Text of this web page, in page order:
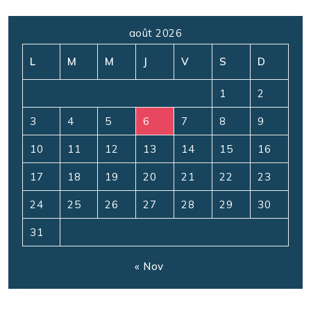
août 2026
L M M J V S D
1 2
3 4 5 6 7 8 9
10 11 12 13 14 15 16
17 18 19 20 21 22 23
24 25 26 27 28 29 30
31
« Nov